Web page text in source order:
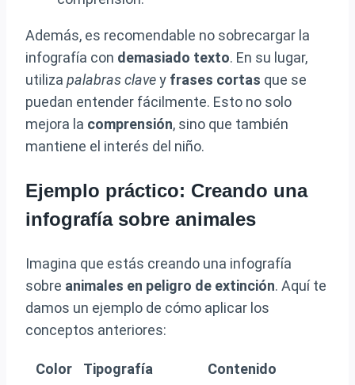
Además, es recomendable no sobrecargar la
infografía con demasiado texto. En su lugar,
utiliza palabras clavey frases cortas que se
puedan entender fácilmente. Esto no solo
mejora la comprensión, sino que también
mantiene el interés del niño.
Ejemplo práctico: Creando una
infografía sobre animales
Imagina que estás creando una infografía
sobre animales en peligro de extinción. Aquí te
damos un ejemplo de cómo aplicar los
conceptos anteriores:
Color Tipografía Contenido